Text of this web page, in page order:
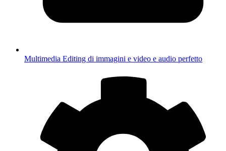
Multimedia Editing di immagini e video e audio perfetto